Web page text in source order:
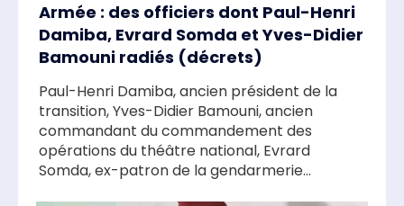
Armée : des officiers dont Paul-Henri
Damiba, Evrard Somda et Yves-Didier
Bamouni radiés (décrets)
Paul-Henri Damiba, ancien président de la
transition, Yves-Didier Bamouni, ancien
commandant du commandement des
opérations du théâtre national, Evrard
Somda, ex-patron de la gendarmerie...